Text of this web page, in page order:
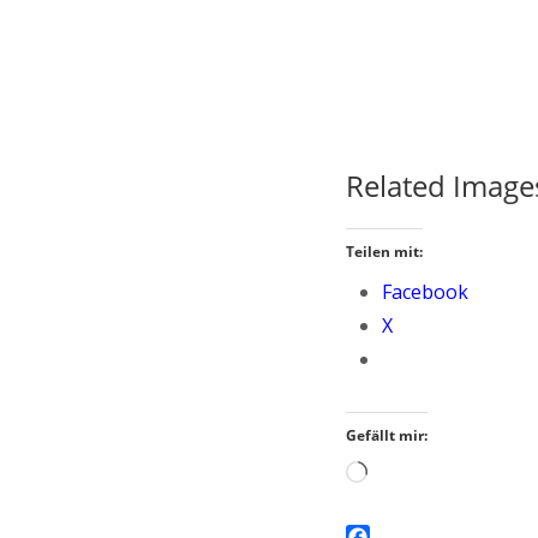
Related
Teilen mit:
Facebook
X
Gefällt mir:
Wird